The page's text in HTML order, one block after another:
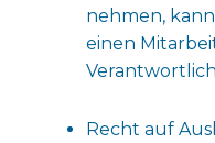
nehmen,
einen
Recht auf